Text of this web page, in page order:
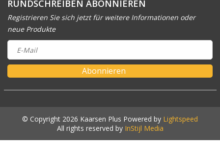
RUNDSCHREIBEN ABONNIEREN
Registrieren Sie sich jetzt für weitere Informationen oder
neue Produkte
Abonnieren
© Copyright 2026 Kaarsen Plus Powered by Lightspeed
All rights reserved by InStijl Media